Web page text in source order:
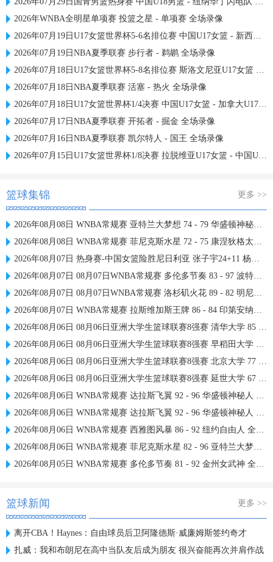
2026年WNBA全明星单项赛 投篮之星 - 单项赛 全场录像
2026年07月19日U17女篮世界杯5-6名排位赛 中国U17女篮 - 新西兰U17女篮 全场录像
2026年07月19日NBA夏季联赛 步行者 - 鹈鹕 全场录像
2026年07月18日U17女篮世界杯5-8名排位赛 斯洛文尼亚U17女篮 - 中国U17女篮 全场录像
2026年07月18日NBA夏季联赛 活塞 - 热火 全场录像
2026年07月18日U17女篮世界杯1/4决赛 中国U17女篮 - 加拿大U17女篮 录像
2026年07月17日NBA夏季联赛 开拓者 - 掘金 全场录像
2026年07月16日NBA夏季联赛 凯尔特人 - 国王 全场录像
2026年07月15日U17女篮世界杯1/8决赛 拉脱维亚U17女篮 - 中国U17女篮 录像
篮球集锦 更多 >>
2026年08月08日 WNBA常规赛 亚特兰大梦想 74 - 79 华盛顿神秘人 全场集锦
2026年08月08日 WNBA常规赛 菲尼克斯水星 72 - 75 康涅狄格太阳 全场集锦
2026年08月07日 热身赛-中国女篮险胜尼日利亚 张子宇24+11 杨舒予12+6
2026年08月07日 08月07日WNBA常规赛 多伦多节奏 83 - 97 波特兰火焰 集锦
2026年08月07日 08月07日WNBA常规赛 洛杉矶火花 89 - 82 明尼苏达山猫 全场集锦
2026年08月07日 WNBA常规赛 拉斯维加斯王牌 86 - 84 印第安纳狂热 全场集锦
2026年08月06日 08月06日亚洲大学生篮球联赛8强赛 清华大学 85 - 81 菲律宾大学 集锦
2026年08月06日 08月06日亚洲大学生篮球联赛8强赛 早稻田大学 78 - 71 高丽大学 集锦
2026年08月06日 08月06日亚洲大学生篮球联赛8强赛 北京大学 77 - 79 上海交通大学 集锦
2026年08月06日 08月06日亚洲大学生篮球联赛8强赛 延世大学 67 - 72 政治大学 集锦
2026年08月06日 WNBA常规赛 达拉斯飞翼 92 - 96 华盛顿神秘人 全场集锦
2026年08月06日 WNBA常规赛 达拉斯飞翼 92 - 96 华盛顿神秘人 全场集锦
2026年08月06日 WNBA常规赛 西雅图风暴 86 - 92 纽约自由人 全场集锦
2026年08月06日 WNBA常规赛 菲尼克斯水星 82 - 96 亚特兰大梦想 全场集锦
2026年08月05日 WNBA常规赛 多伦多节奏 81 - 92 金州女武神 全场集锦
篮球新闻 更多 >>
离开CBA！Haynes：自由球员后卫阿隆德斯·威廉姆斯签约奇才
扎威：我和布朗尼在高中当队友后成为朋友 很兴奋能再次并肩作战